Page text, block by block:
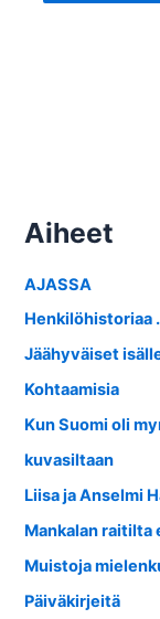
Aiheet
AJASSA
Henkilöhistoriaa .
Jäähyväiset
Kohtaamisia
Kun Suomi oli
kuvasiltaan
Liisa ja Anselmi
Mankalan raitilta
Muistoja
Päiväkirjeitä